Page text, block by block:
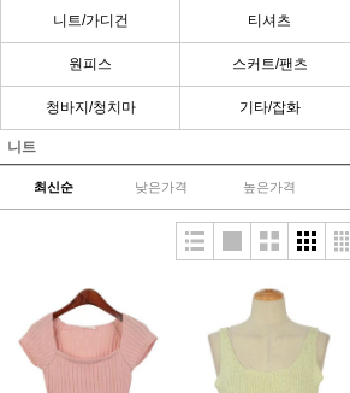
니트/가디건 티셔츠
원피스 스커트/팬츠
청바지/청치마 기타/잡화
니트
최신순 낮은가격 높은가격